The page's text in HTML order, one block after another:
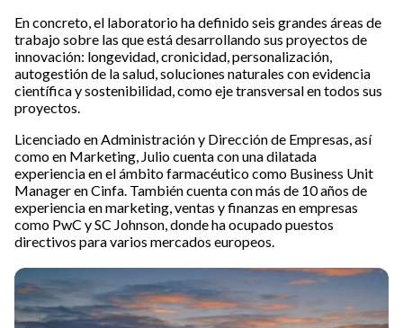
En concreto, el laboratorio ha definido seis grandes áreas de
trabajo sobre las que está desarrollando sus proyectos de
innovación: longevidad, cronicidad, personalización,
autogestión de la salud, soluciones naturales con evidencia
científica y sostenibilidad, como eje transversal en todos sus
proyectos.
Licenciado en Administración y Dirección de Empresas, así
como en Marketing, Julio cuenta con una dilatada
experiencia en el ámbito farmacéutico como Business Unit
Manager en Cinfa. También cuenta con más de 10 años de
experiencia en marketing, ventas y finanzas en empresas
como PwC y SC Johnson, donde ha ocupado puestos
directivos para varios mercados europeos.